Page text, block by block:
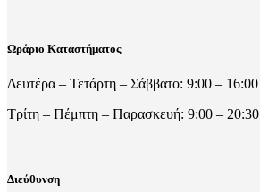
Ωράριο Καταστήματος
Δευτέρα – Τετάρτη – Σάββατο: 9:00 – 16:00
Τρίτη – Πέμπτη – Παρασκευή: 9:00 – 20:30
Διεύθυνση